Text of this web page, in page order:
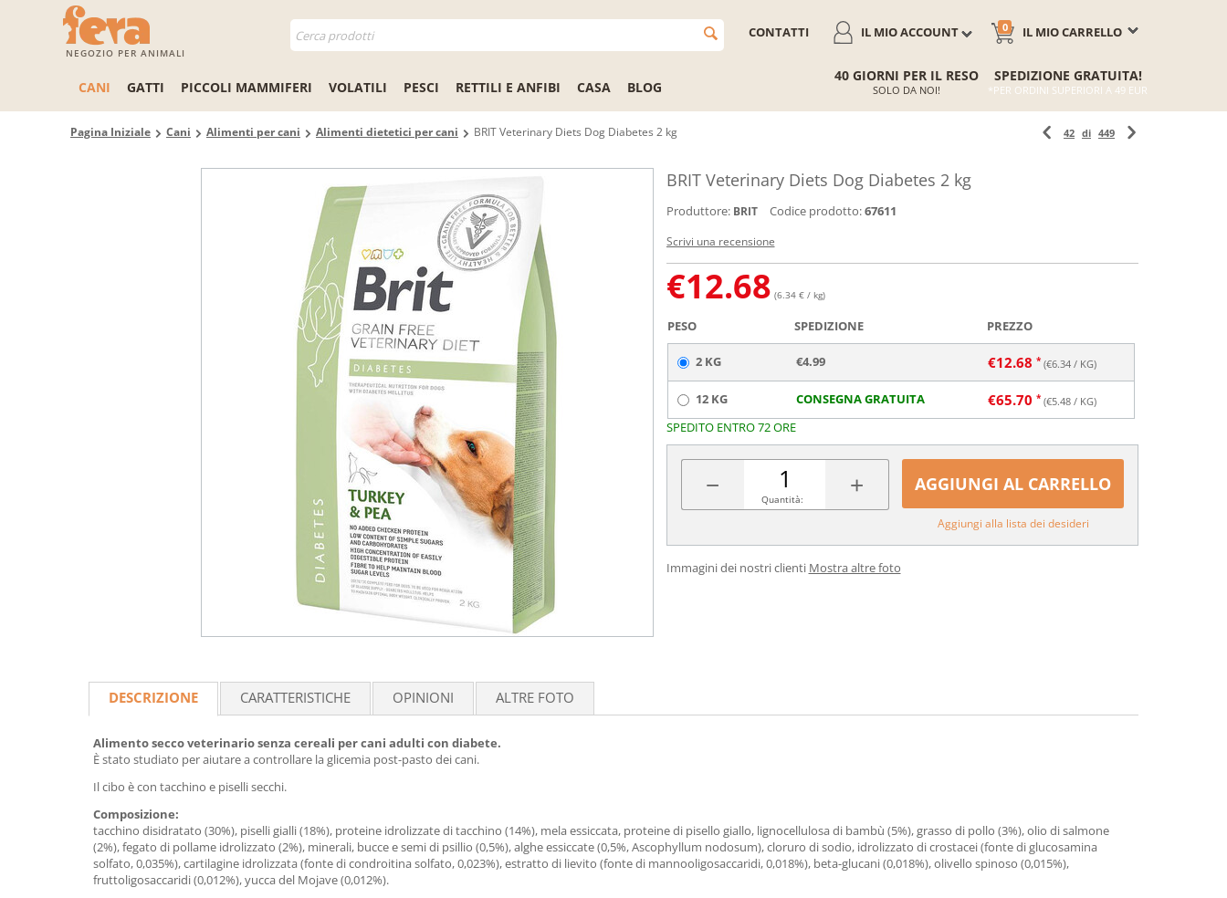
NEGOZIO PER ANIMALI
IL MIO CARRELLO
0
IL MIO ACCOUNT
CONTATTI
CANI GATTI PICCOLI MAMMIFERI VOLATILI PESCI RETTILI E ANFIBI CASA BLOG
40 GIORNI PER IL RESO
SOLO DA NOI!
SPEDIZIONE GRATUITA!
*PER ORDINI SUPERIORI A 49 EUR
Pagina Iniziale Cani Alimenti per cani Alimenti dietetici per cani BRIT Veterinary Diets Dog Diabetes 2 kg 42 di 449
BRIT Veterinary Diets Dog Diabetes 2 kg
Produttore: BRIT Codice prodotto:67611
Scrivi una recensione
€12.68 (6.34 € / kg)
PESO SPEDIZIONE PREZZO
2 KG €4.99 €12.68 (€6.34/ KG)
12 KG CONSEGNA GRATUITA €65.70 (€5.48/ KG)
SPEDITO ENTRO 72 ORE
− +
Quantità:
AGGIUNGI AL CARRELLO
Aggiungi alla lista dei desideri
Immagini dei nostri clienti Mostra altre foto
DESCRIZIONE CARATTERISTICHE OPINIONI ALTRE FOTO
Alimento secco veterinario senza cereali per cani adulti con diabete.
È stato studiato per aiutare a controllare la glicemia post-pasto dei cani.
Il cibo è con tacchino e piselli secchi.
Composizione:
tacchino disidratato (30%), piselli gialli (18%), proteine idrolizzate di tacchino (14%), mela essiccata, proteine di pisello giallo, lignocellulosa di bambù (5%), grasso di pollo (3%), olio di salmone
(2%), fegato di pollame idrolizzato (2%), minerali, bucce e semi di psillio (0,5%), alghe essiccate (0,5%, Ascophyllum nodosum), cloruro di sodio, idrolizzato di crostacei (fonte di glucosamina
solfato, 0,035%), cartilagine idrolizzata (fonte di condroitina solfato, 0,023%), estratto di lievito (fonte di mannooligosaccaridi, 0,018%), beta-glucani (0,018%), olivello spinoso (0,015%),
fruttoligosaccaridi (0,012%), yucca del Mojave (0,012%).